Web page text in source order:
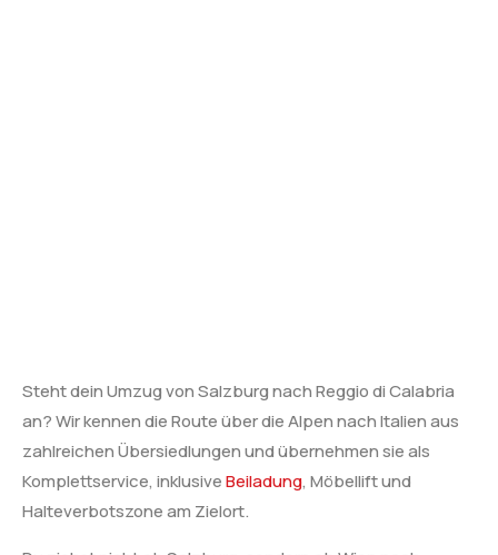
Steht dein Umzug von Salzburg nach Reggio di Calabria
an? Wir kennen die Route über die Alpen nach Italien aus
zahlreichen Übersiedlungen und übernehmen sie als
Komplettservice, inklusiveBeiladung, Möbellift und
Halteverbotszone am Zielort.